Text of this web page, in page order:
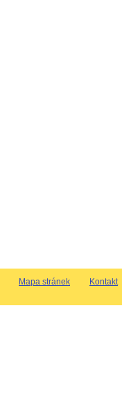
Mapa stránek Kontakt